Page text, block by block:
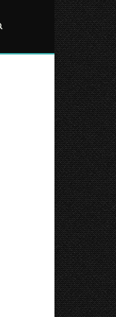
投
稿
ナ
ビ
ゲ
ー
シ
ョ
ン
庭
(2)